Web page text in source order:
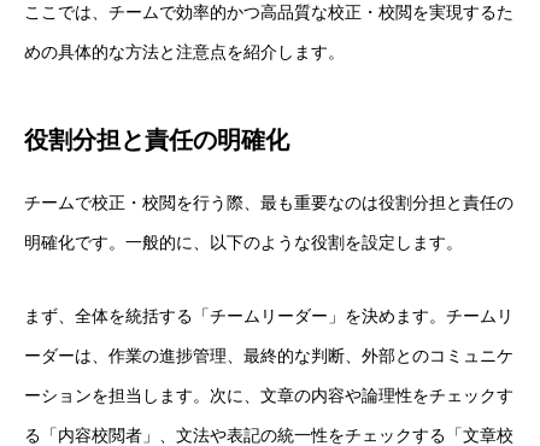
ここでは、チームで効率的かつ高品質な校正・校閲を実現するた
めの具体的な方法と注意点を紹介します。
役割分担と責任の明確化
チームで校正・校閲を行う際、最も重要なのは役割分担と責任の
明確化です。一般的に、以下のような役割を設定します。
まず、全体を統括する「チームリーダー」を決めます。チームリ
ーダーは、作業の進捗管理、最終的な判断、外部とのコミュニケ
ーションを担当します。次に、文章の内容や論理性をチェックす
る「内容校閲者」、文法や表記の統一性をチェックする「文章校